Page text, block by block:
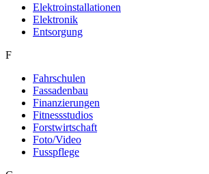
Elektroinstallationen
Elektronik
Entsorgung
F
Fahrschulen
Fassadenbau
Finanzierungen
Fitnessstudios
Forstwirtschaft
Foto/Video
Fusspflege